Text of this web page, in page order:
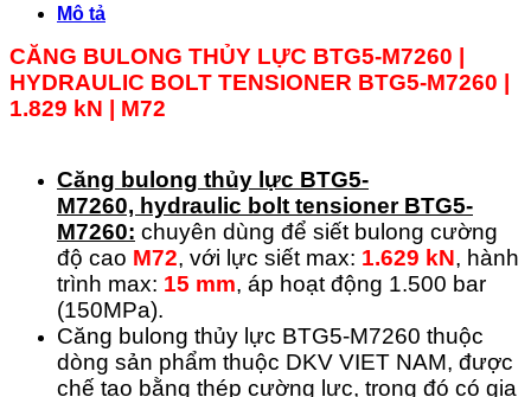
Mô tả
CĂNG BULONG THỦY LỰC BTG5-M7260 |
HYDRAULIC BOLT TENSIONER BTG5-M7260
1.829 kN | M72
Căng bulong thủy lực BTG5-
M7260, hydraulic bolt tensioner BTG5-
M7260: chuyên dùng để siết bulong cường
độ cao M72, với lực siết max: 1.629 kN, hành
trình max: 15 mm, áp hoạt động 1.500 bar
(150MPa).
Căng bulong thủy lực BTG5-M7260 thuộc
dòng sản phẩm thuộc DKV VIET NAM, được
chế tạo bằng thép cường lực, trong đó có gia